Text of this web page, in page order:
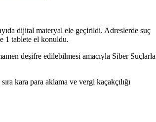
dijital materyal ele geçirildi. Adreslerde suç
1 tablete el konuldu.
deşifre edilebilmesi amacıyla Siber Suçlarla
kara para aklama ve vergi kaçakçılığı